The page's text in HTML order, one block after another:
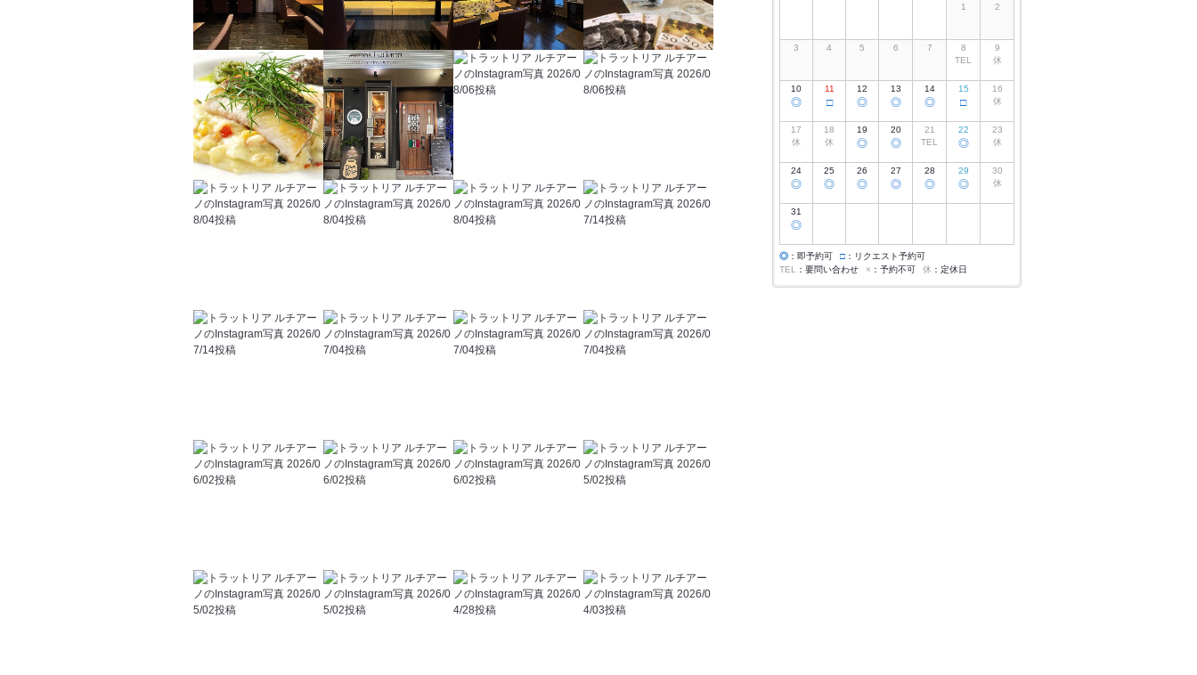
1
2
3 4 5 6 7
8
TEL
9
休
10
◎
11
□
12
◎
13
◎
14
◎
15
□
16
休
17
休
18
休
19
◎
20
◎
21
TEL
22
◎
23
休
24
◎
25
◎
26
◎
27
◎
28
◎
29
◎
30
休
31
◎
◎ ：即予約可 □ ：リクエスト予約可
TEL
：要問い合わせ × ：予約不可 休 ：定休日